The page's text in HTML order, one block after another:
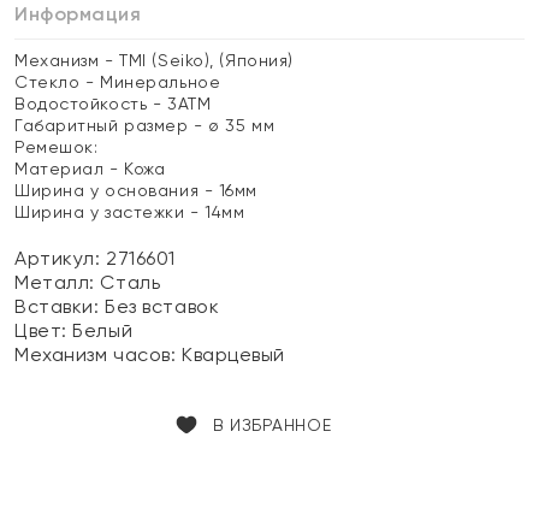
Информация
Механизм - TMI (Seiko), (Япония)
Стекло - Минеральное
Водостойкость - 3АТМ
Габаритный размер - ø 35 мм
Ремешок:
Материал - Кожа
Ширина у основания - 16мм
Ширина у застежки - 14мм
Артикул: 2716601
Металл: Сталь
Вставки:Без вставок
Цвет:Белый
Механизм часов: Кварцевый
В ИЗБРАННОЕ